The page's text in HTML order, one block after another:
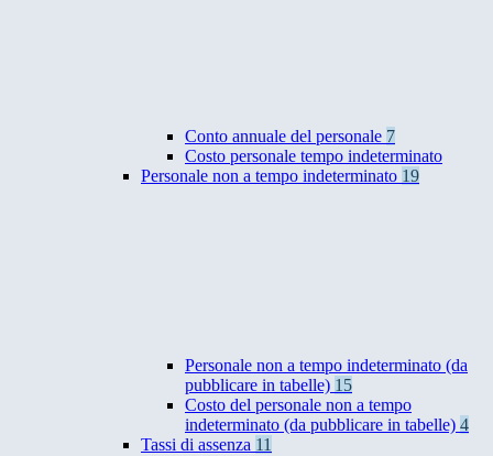
Conto annuale del personale 7
Costo personale tempo indeterminato
Personale non a tempo indeterminato 19
Personale non a tempo indeterminato (da
pubblicare in tabelle) 15
Costo del personale non a tempo
indeterminato (da pubblicare in tabelle) 4
Tassi di assenza 11